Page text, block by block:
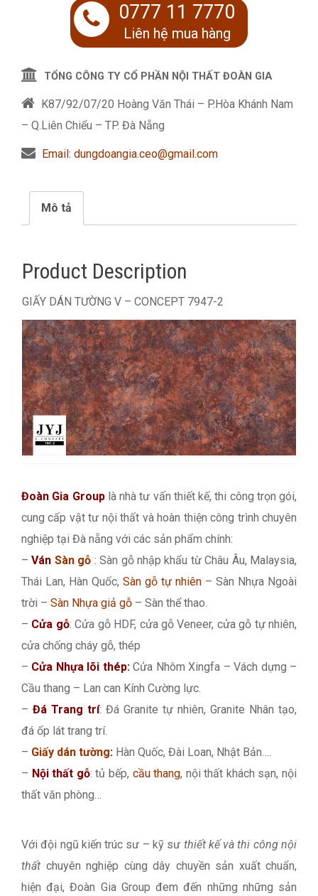
0777 11 7770
Liên hệ mua hàng
TỔNG CÔNG TY CỔ PHẦN NỘI THẤT ĐOÀN GIA
K87/92/07/20 Hoàng Văn Thái – P.Hòa Khánh Nam
– Q.Liên Chiểu – TP. Đà Nẵng
Email: dungdoangia.ceo@gmail.com
Mô tả
Product Description
GIẤY DÁN TƯỜNG V – CONCEPT 7947-2
Đoàn Gia Grouplà nhà tư vấn thiết kế, thi công trọn gói,
cung cấp vật tư nội thất và hoàn thiện công trình chuyên
nghiệp tại Đà nẵng với các sản phẩm chính:
–Ván Sàn gỗ : Sàn gỗ nhập khẩu từ Châu Âu, Malaysia,
Thái Lan, Hàn Quốc, Sàn gỗ tự nhiên – Sàn Nhựa Ngoài
trời – Sàn Nhựa giả gỗ – Sàn thể thao.
– Cửa gỗ: Cửa gỗ HDF, cửa gỗ Veneer, cửa gỗ tự nhiên,
cửa chống cháy gỗ, thép
– Cửa Nhựa lõi thép:Cửa Nhôm Xingfa – Vách dựng –
Cầu thang – Lan can Kính Cường lực.
– Đá Trang trí: Đá Granite tự nhiên, Granite Nhân tạo,
đá ốp lát trang trí.
– Giấy dán tường: Hàn Quốc, Đài Loan, Nhật Bản….
– Nội thất gỗ: tủ bếp, cầu thang, nội thất khách sạn, nội
thất văn phòng…
Với đội ngũ kiến trúc sư – kỹ sư thiết kế và thi công nội
thất chuyên nghiệp cùng dây chuyền sản xuất chuẩn,
hiện đại, Đoàn Gia Group đem đến những những sản